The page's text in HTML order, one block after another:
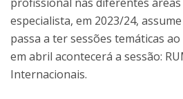
especialista, em 2023/24,
passa a ter sessões temáticas
em abril acontecerá a sessão:
Internacionais.